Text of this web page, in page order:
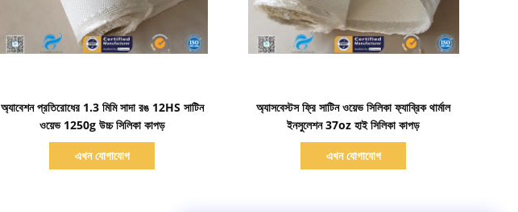
অ্যাবেশন প্রতিরোধের 1.3 মিমি সাদা রঙ 12HS সাটিন
ওয়েভ 1250g উচ্চ সিলিকা কাপড়
এখন যোগাযোগ
অ্যাসবেস্টস ফ্রি সাটিন ওয়েভ সিলিকা ফ্যাব্রিক থার্মাল
ইনসুলেশন 37oz হাই সিলিকা কাপড়
এখন যোগাযোগ